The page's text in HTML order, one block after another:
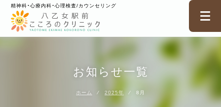
精神科・心療内科・心理検査/カウンセリング
お知らせ一覧
ホーム ⁄ 2025年 ⁄ 8月